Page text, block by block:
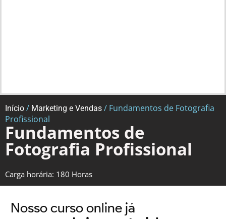
Início / Marketing e Vendas / Fundamentos de Fotografia
Profissional
Fundamentos de
Fotografia Profissional
Carga horária: 180 Horas
Nosso curso online já